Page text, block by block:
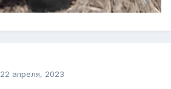
22 апреля, 2023